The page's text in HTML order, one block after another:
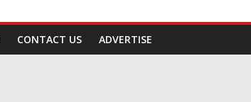
CONTACT US ADVERTISE